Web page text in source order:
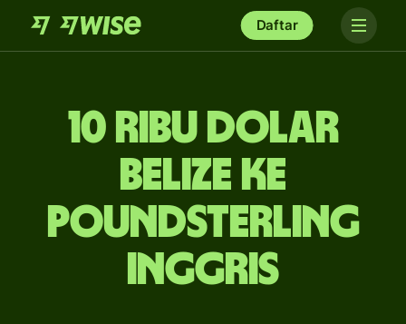
Daftar
10 ribu dolar
Belize ke
poundsterling
Inggris